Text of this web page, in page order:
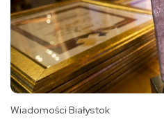
Wiadomości Białystok